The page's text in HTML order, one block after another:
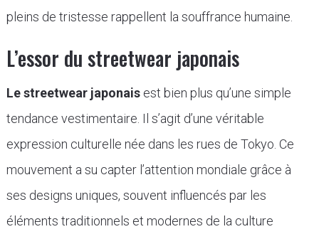
pleins de tristesse rappellent la souffrance humaine.
L’essor du streetwear japonais
Le streetwear japonaisest bien plus qu’une simple
tendance vestimentaire. Il s’agit d’une véritable
expression culturelle née dans les rues de Tokyo. Ce
mouvement a su capter l’attention mondiale grâce à
ses designs uniques, souvent influencés par les
éléments traditionnels et modernes de la culture